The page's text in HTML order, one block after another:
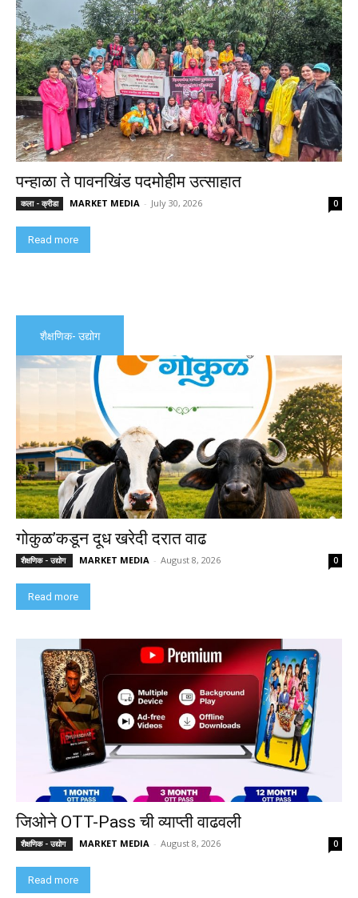
पन्हाळा ते पावनखिंड पदमोहीम उत्साहात
कला - क्रीडा MARKET MEDIA - July 30, 2026 0
Read more
शैक्षणिक- उद्योग
गोकुळ’कडून दूध खरेदी दरात वाढ
शैक्षणिक - उद्योग MARKET MEDIA - August 8, 2026 0
Read more
जिओने OTT-Pass ची व्याप्ती वाढवली
शैक्षणिक - उद्योग MARKET MEDIA - August 8, 2026 0
Read more